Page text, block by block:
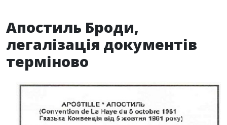
Апостиль Броди,
легалізація документів
терміново